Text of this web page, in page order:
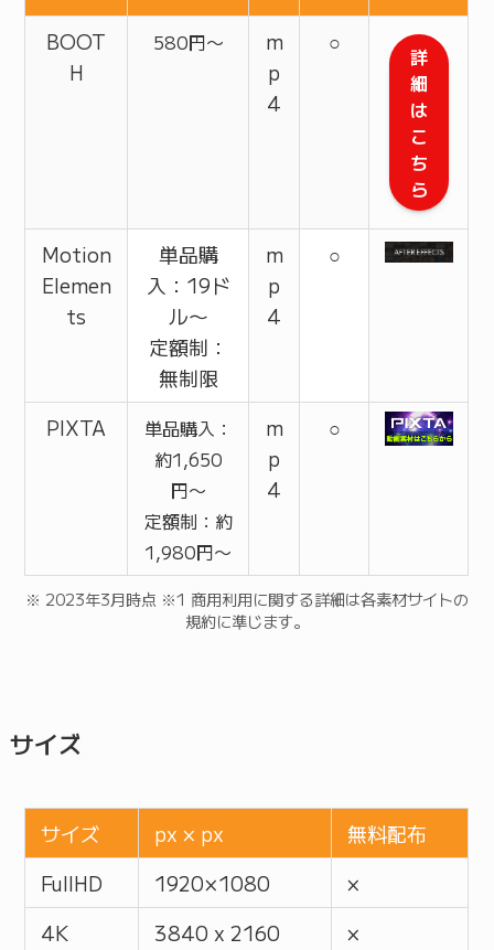
BOOT
H
580円〜
m
p
4
○
詳
細
は
こ
ち
ら
Motion
Elemen
ts
単品購
入：19ド
ル〜
定額制：
無制限
m
p
4
○
PIXTA
単品購入：
約1,650
円〜
定額制：約
1,980円〜
m
p
4
○
※ 2023年3月時点 ※1 商用利用に関する詳細は各素材サイトの
規約に準じます。
サイズ
サイズ px × px
無料配布
FullHD
1920 × 1080
×
4K
3840 x 2160 ×